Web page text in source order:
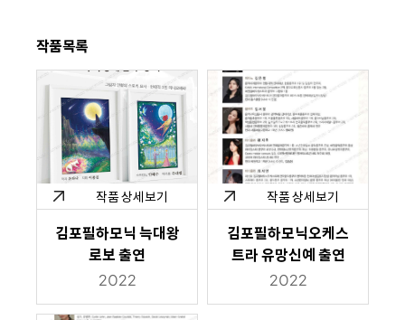
작품목록
작품 상세보기
김포필하모닉 늑대왕
로보 출연
2022
작품 상세보기
김포필하모닉오케스
트라 유망신예 출연
2022